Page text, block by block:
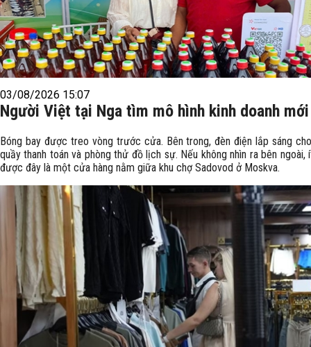
03/08/2026 15:07
Người Việt tại Nga tìm mô hình kinh doanh mới
Bóng bay được treo vòng trước cửa. Bên trong, đèn điện lắp sáng
quầy thanh toán và phòng thử đồ lịch sự. Nếu không nhìn ra bên ngoài,
được đây là một cửa hàng nằm giữa khu chợ Sadovod ở Moskva.